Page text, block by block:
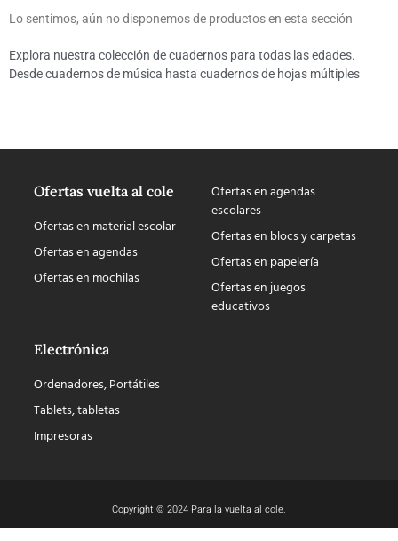
Lo sentimos, aún no disponemos de productos en esta sección
Explora nuestra colección de cuadernos para todas las edades.
Desde cuadernos de música hasta cuadernos de hojas múltiples
Ofertas vuelta al cole
Ofertas en material escolar
Ofertas en agendas
Ofertas en mochilas
Ofertas en agendas
escolares
Ofertas en blocs y carpetas
Ofertas en papelería
Ofertas en juegos
educativos
Electrónica
Ordenadores, Portátiles
Tablets, tabletas
Impresoras
Copyright © 2024 Para la vuelta al cole.